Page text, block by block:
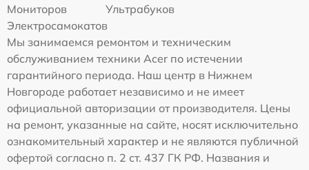
Мониторов
Ультрабуков
Электросамокатов
Мы занимаемся ремонтом и техническим
обслуживанием техники Acer по истечении
гарантийного периода. Наш центр в Нижнем
Новгороде работает независимо и не имеет
официальной авторизации от производителя. Цены
на ремонт, указанные на сайте, носят исключительно
ознакомительный характер и не являются публичной
офертой согласно п. 2 ст. 437 ГК РФ. Названия и